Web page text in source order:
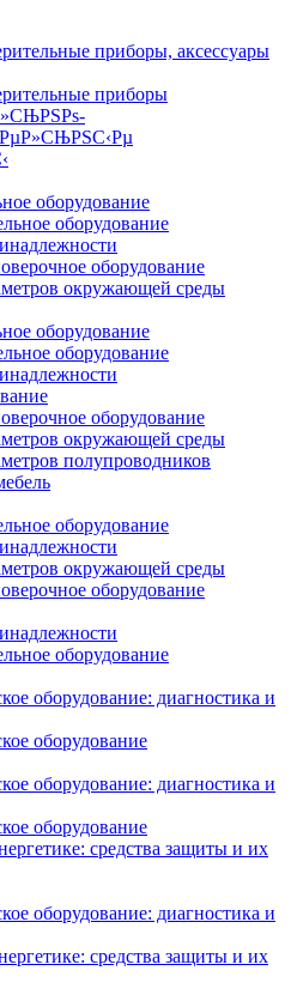
приборы, аксессуары
приборы
оборудование
оборудование
оборудование
окружающей среды
оборудование
оборудование
оборудование
окружающей среды
полупроводников
оборудование
окружающей среды
оборудование
оборудование
оборудование: диагностика и
оборудование
оборудование: диагностика и
оборудование
средства защиты и их
оборудование: диагностика и
средства защиты и их